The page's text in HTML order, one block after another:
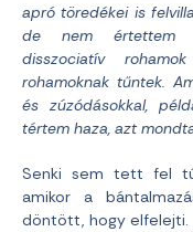
apró töredékei is
de nem értettem
disszociatív
rohamoknak tűntek.
és zúzódásokkal,
tértem haza, azt
Senki sem tett fel
amikor a
döntött, hogy